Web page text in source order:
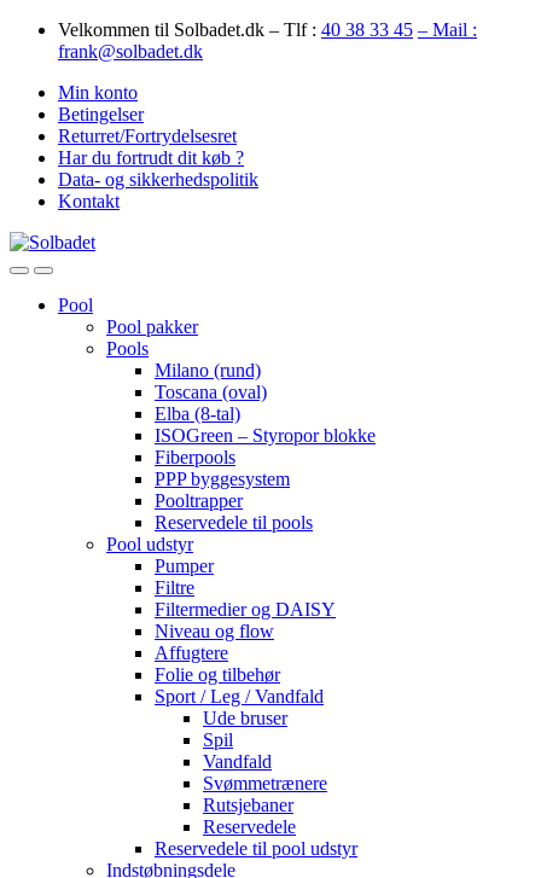
Skip
Skip
Velkommen til Solbadet.dk – Tlf : 40 38 33 45 – Mail :
frank@solbadet.dk
Min konto
Betingelser
Returret/Fortrydelsesret
Har du fortrudt dit køb ?
Data- og sikkerhedspolitik
Kontakt
OpenClose
Pool
Pool pakker
Pools
Milano (rund)
Toscana (oval)
Elba (8-tal)
ISOGreen – Styropor blokke
Fiberpools
PPP byggesystem
Pooltrapper
Reservedele til pools
Pool udstyr
Pumper
Filtre
Filtermedier og DAISY
Niveau og flow
Affugtere
Folie og tilbehør
Sport / Leg / Vandfald
Ude bruser
Spil
Vandfald
Svømmetrænere
Rutsjebaner
Reservedele
Reservedele til pool udstyr
Indstøbningsdele